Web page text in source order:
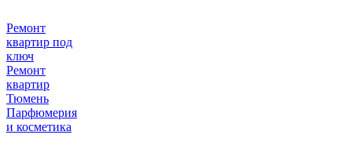
Ремонт
квартир под
ключ
Ремонт
квартир
Тюмень
Парфюмерия
и косметика